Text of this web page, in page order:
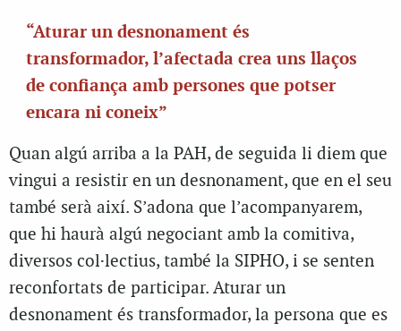
“Aturar un desnonament és
transformador, l’afectada crea uns llaços
de confiança amb persones que potser
encara ni coneix”
Quan algú arriba a la PAH, de seguida li diem que
vingui a resistir en un desnonament, que en el seu
també serà així. S’adona que l’acompanyarem,
que hi haurà algú negociant amb la comitiva,
diversos col·lectius, també la SIPHO, i se senten
reconfortats de participar. Aturar un
desnonament és transformador, la persona que es